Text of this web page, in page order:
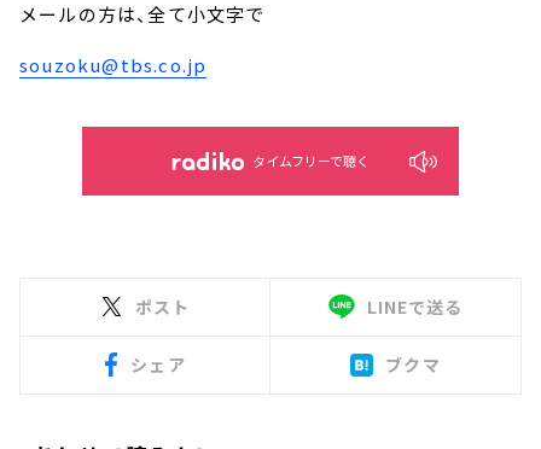
メールの方は、全て小文字で
souzoku@tbs.co.jp
タイムフリーで聴く
ポスト LINEで送る
シェア ブクマ